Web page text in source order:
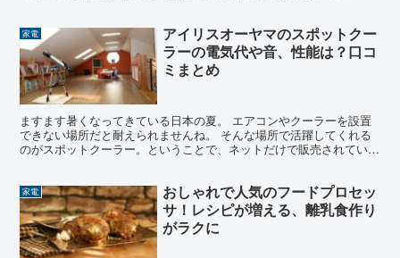
家電
アイリスオーヤマのスポットクー
ラーの電気代や音、性能は？口コ
ミまとめ
ますます暑くなってきている日本の夏。 エアコンやクーラーを設置
できない場所だと耐えられませんね。 そんな場所で活躍してくれる
のがスポットクーラー。ということで、ネットだけで販売されてい
家電
おしゃれで人気のフードプロセッ
サ！レシピが増える、離乳食作り
がラクに